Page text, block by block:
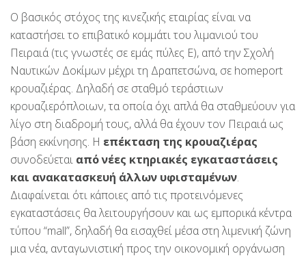
Ο βασικός στόχος της κινεζικής εταιρίας είναι να
καταστήσει το επιβατικό κομμάτι του λιμανιού του
Πειραιά (τις γνωστές σε εμάς πύλες Ε), από την Σχολή
Ναυτικών Δοκίμων μέχρι τη Δραπετσώνα, σε homeport
κρουαζιέρας. Δηλαδή σε σταθμό τεράστιων
κρουαζιερόπλοιων, τα οποία όχι απλά θα σταθμεύουν για
λίγο στη διαδρομή τους, αλλά θα έχουν τον Πειραιά ως
βάση εκκίνησης. Η επέκταση της κρουαζιέρας
συνοδεύεται από νέες κτηριακές εγκαταστάσεις
και ανακατασκευή άλλων υφισταμένων.
Διαφαίνεται ότι κάποιες από τις προτεινόμενες
εγκαταστάσεις θα λειτουργήσουν και ως εμπορικά κέντρα
τύπου “mall”, δηλαδή θα εισαχθεί μέσα στη λιμενική ζώνη
μια νέα, ανταγωνιστική προς την οικονομική οργάνωση